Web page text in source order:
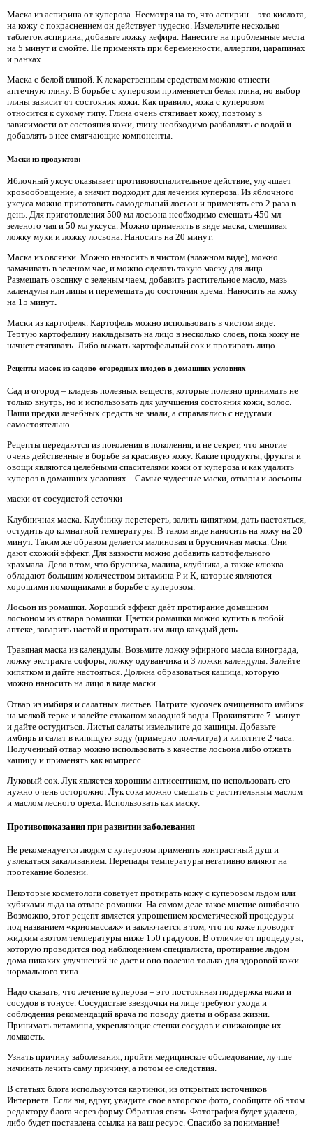
Маска из аспирина от купероза. Несмотря на то, что аспирин – это кислота,
на кожу с покраснением он действует чудесно. Измельчите несколько
таблеток аспирина, добавьте ложку кефира. Нанесите на проблемные места
на 5 минут и смойте. Не применять при беременности, аллергии, царапинах
и ранках.
Маска с белой глиной. К лекарственным средствам можно отнести
аптечную глину. В борьбе с куперозом применяется белая глина, но выбор
глины зависит от состояния кожи. Как правило, кожа с куперозом
относится к сухому типу. Глина очень стягивает кожу, поэтому в
зависимости от состояния кожи, глину необходимо разбавлять с водой и
добавлять в нее смягчающие компоненты.
Маски из продуктов:
Яблочный уксус оказывает противовоспалительное действие, улучшает
кровообращение, а значит подходит для лечения купероза. Из яблочного
уксуса можно приготовить самодельный лосьон и применять его 2 раза в
день. Для приготовления 500 мл лосьона необходимо смешать 450 мл
зеленого чая и 50 мл уксуса. Можно применять в виде маска, смешивая
ложку муки и ложку лосьона. Наносить на 20 минут.
Маска из овсянки. Можно наносить в чистом (влажном виде), можно
замачивать в зеленом чае, и можно сделать такую маску для лица.
Размешать овсянку с зеленым чаем, добавить растительное масло, мазь
календулы или липы и перемешать до состояния крема. Наносить на кожу
на 15 минут.
Маски из картофеля. Картофель можно использовать в чистом виде.
Тертую картофелину накладывать на лицо в несколько слоев, пока кожу не
начнет стягивать. Либо выжать картофельный сок и протирать лицо.
Рецепты масок из садово-огородных плодов в домашних условиях
Сад и огород – кладезь полезных веществ, которые полезно принимать не
только внутрь, но и использовать для улучшения состояния кожи, волос.
Наши предки лечебных средств не знали, а справлялись с недугами
самостоятельно.
Рецепты передаются из поколения в поколения, и не секрет, что многие
очень действенные в борьбе за красивую кожу. Какие продукты, фрукты и
овощи являются целебными спасителями кожи от купероза и как удалить
купероз в домашних условиях. Самые чудесные маски, отвары и лосьоны.
маски от сосудистой сеточки
Клубничная маска. Клубнику перетереть, залить кипятком, дать настояться,
остудить до комнатной температуры. В таком виде наносить на кожу на 20
минут. Таким же образом делается малиновая и брусничная маска. Они
дают схожий эффект. Для вязкости можно добавить картофельного
крахмала. Дело в том, что брусника, малина, клубника, а также клюква
обладают большим количеством витамина Р и К, которые являются
хорошими помощниками в борьбе с куперозом.
Лосьон из ромашки. Хороший эффект даёт протирание домашним
лосьоном из отвара ромашки. Цветки ромашки можно купить в любой
аптеке, заварить настой и протирать им лицо каждый день.
Травяная маска из календулы. Возьмите ложку эфирного масла винограда,
ложку экстракта софоры, ложку одуванчика и 3 ложки календулы. Залейте
кипятком и дайте настояться. Должна образоваться кашица, которую
можно наносить на лицо в виде маски.
Отвар из имбиря и салатных листьев. Натрите кусочек очищенного имбиря
на мелкой терке и залейте стаканом холодной воды. Прокипятите 7 минут
и дайте остудиться. Листья салаты измельчите до кашицы. Добавьте
имбирь и салат в кипящую воду (примерно пол-литра) и кипятите 2 часа.
Полученный отвар можно использовать в качестве лосьона либо отжать
кашицу и применять как компресс.
Луковый сок. Лук является хорошим антисептиком, но использовать его
нужно очень осторожно. Лук сока можно смешать с растительным маслом
и маслом лесного ореха. Использовать как маску.
Противопоказания при развитии заболевания
Не рекомендуется людям с куперозом применять контрастный душ и
увлекаться закаливанием. Перепады температуры негативно влияют на
протекание болезни.
Некоторые косметологи советует протирать кожу с куперозом льдом или
кубиками льда на отваре ромашки. На самом деле такое мнение ошибочно.
Возможно, этот рецепт является упрощением косметической процедуры
под названием «криомассаж» и заключается в том, что по коже проводят
жидким азотом температуры ниже 150 градусов. В отличие от процедуры,
которую проводится под наблюдением специалиста, протирание льдом
дома никаких улучшений не даст и оно полезно только для здоровой кожи
нормального типа.
Надо сказать, что лечение купероза – это постоянная поддержка кожи и
сосудов в тонусе. Сосудистые звездочки на лице требуют ухода и
соблюдения рекомендаций врача по поводу диеты и образа жизни.
Принимать витамины, укрепляющие стенки сосудов и снижающие их
ломкость.
Узнать причину заболевания, пройти медицинское обследование, лучше
начинать лечить саму причину, а потом ее следствия.
В статьях блога используются картинки, из открытых источников
Интернета. Если вы, вдруг, увидите свое авторское фото, сообщите об этом
редактору блога через форму Обратная связь. Фотография будет удалена,
либо будет поставлена ссылка на ваш ресурс. Спасибо за понимание!